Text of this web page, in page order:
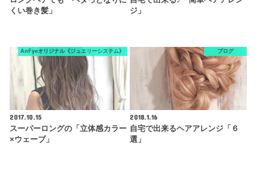
くい巻き髪」
ジ」
AnFyeオリジナル《ジュエリーシステム》
2017.10.15
スーパーロングの「立体感カラー
×ウェーブ」
ブログ
2018.1.16
自宅で出来るヘアアレンジ「６
選」